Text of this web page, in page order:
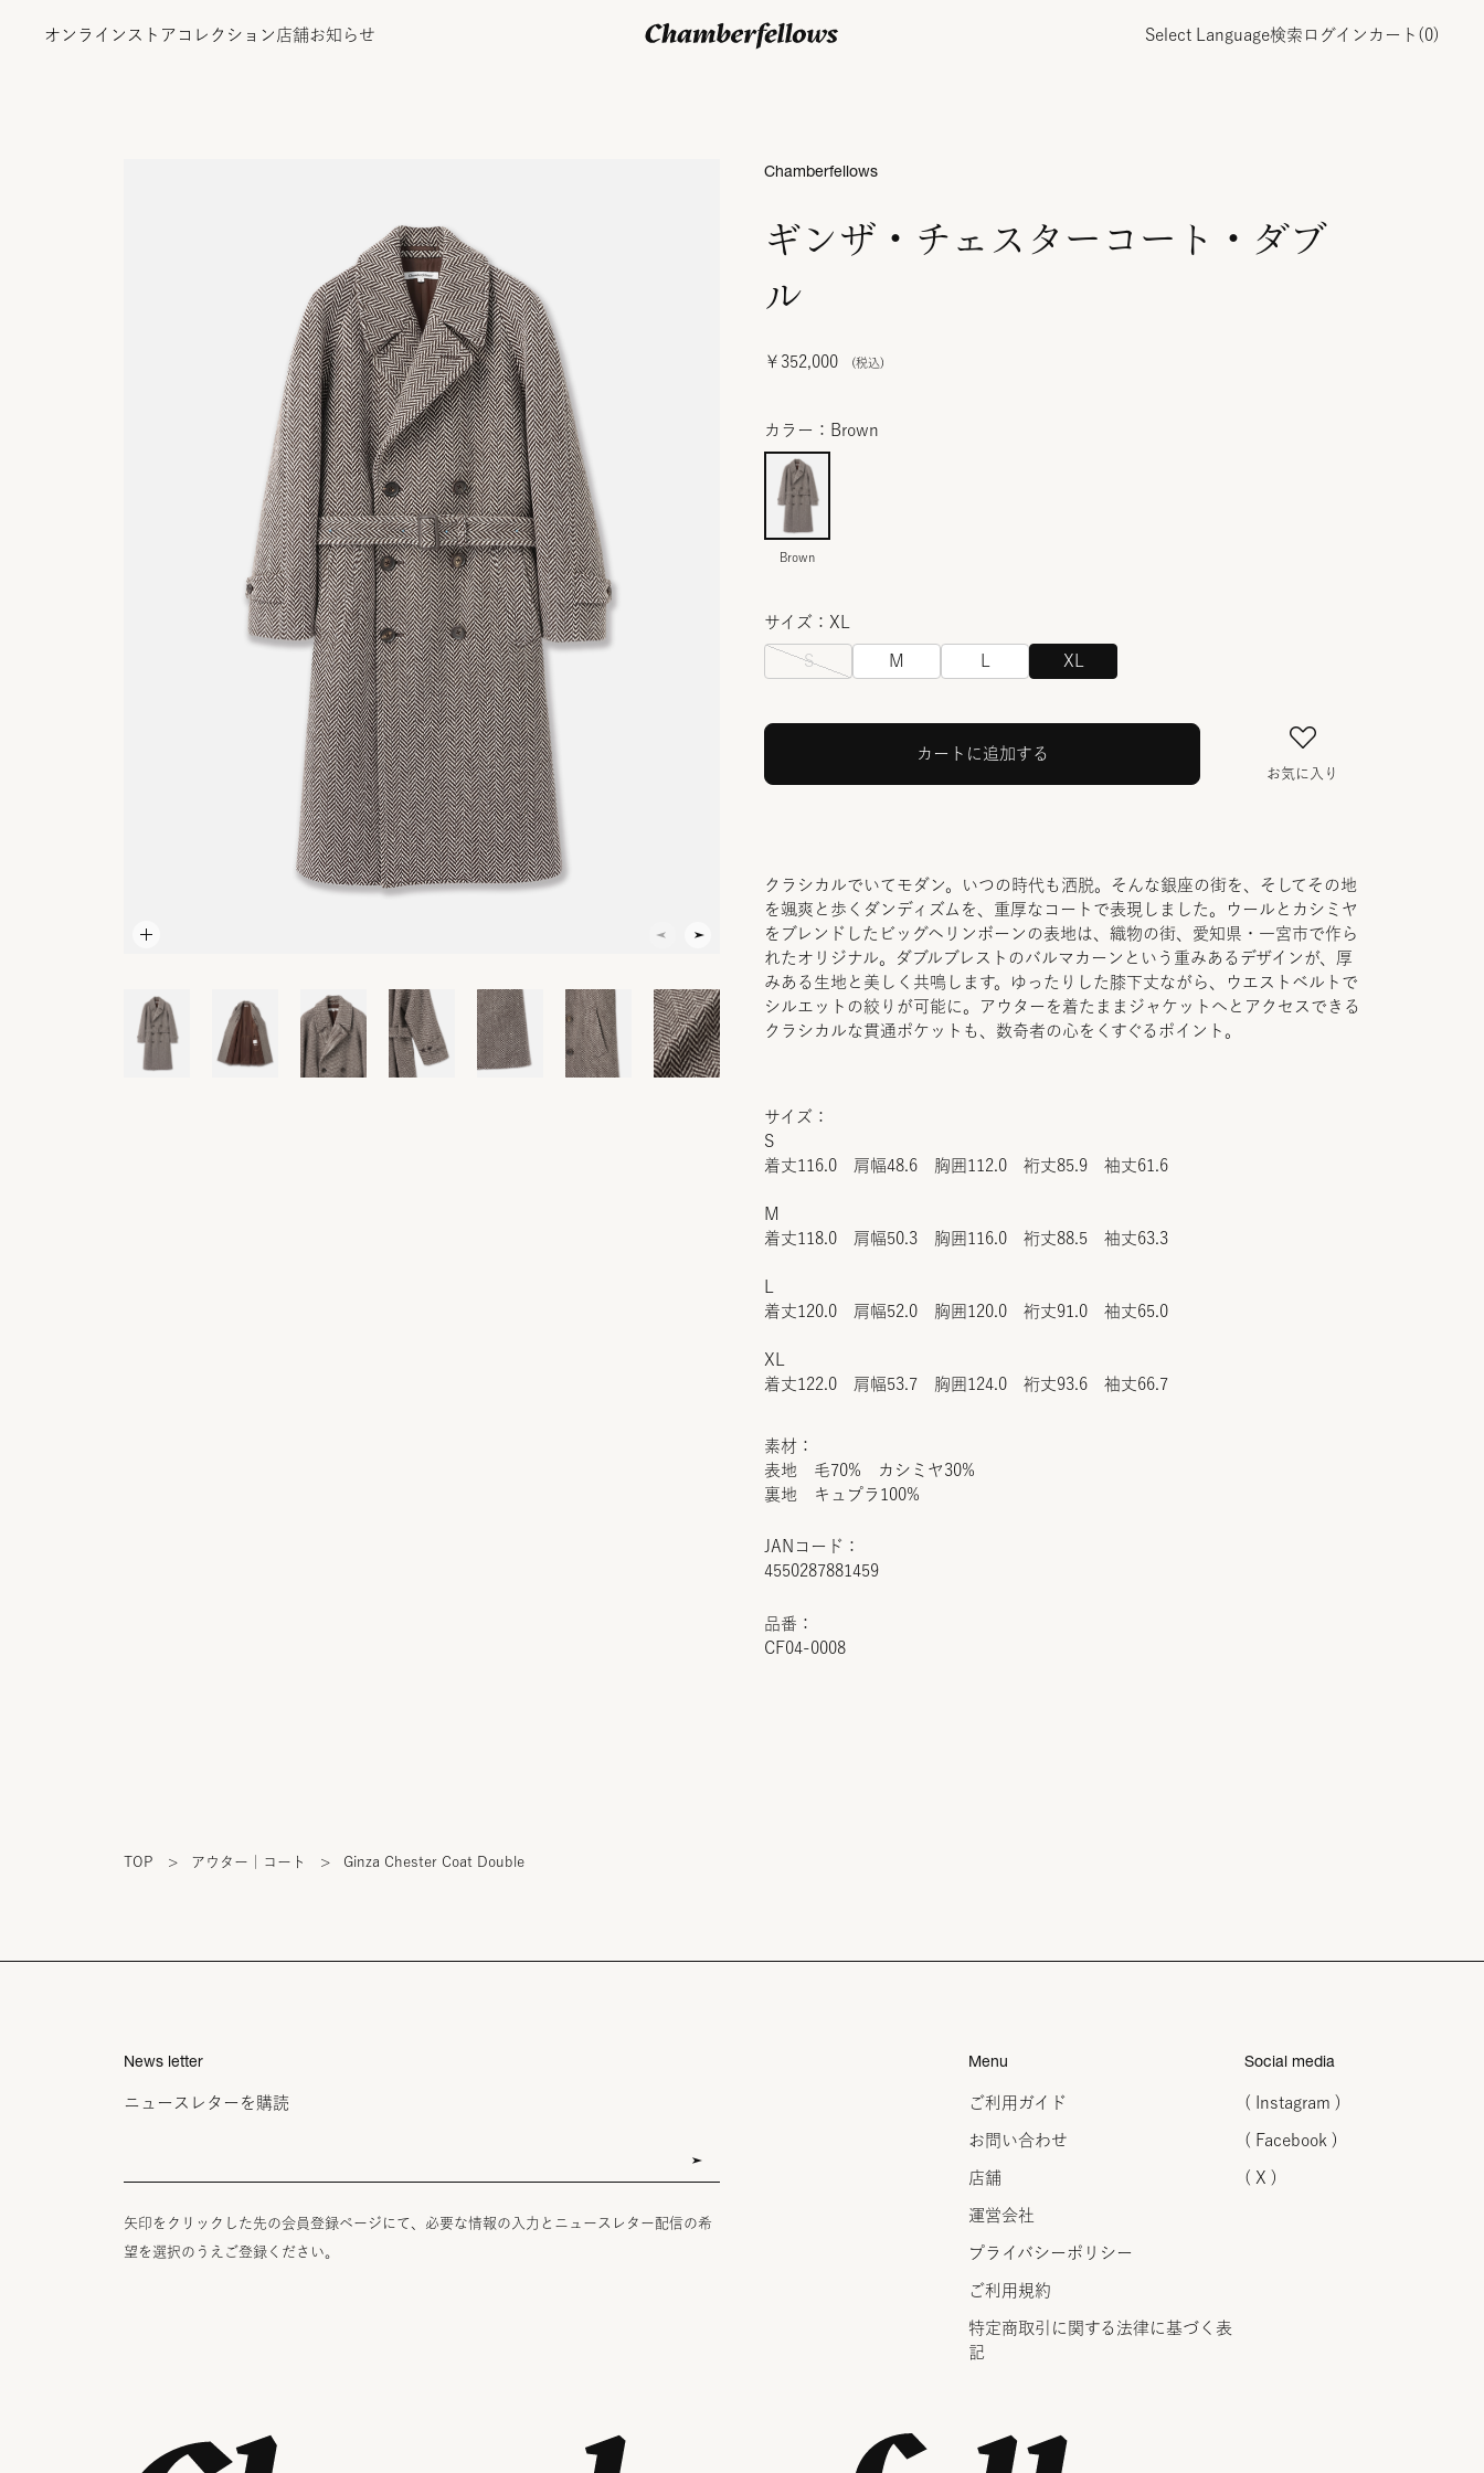
オンラインストア コレクション 店舗お知らせ Select Language検索 ログイン カート( 0)
ギンザ・チェスターコート・ダブ
ル
￥352,000
JANコード：
4550287881459
品番：
CF04-0008
Chamberfellows
カラー：Brown
Brown
サイズ：XL
S M XL
カートに追加する
お気に入り
クラシカルでいてモダン。いつの時代も洒脱。そんな銀座の街を、そしてその地
を颯爽と歩くダンディズムを、重厚なコートで表現しました。ウールとカシミヤ
をブレンドしたビッグヘリンボーンの表地は、織物の街、愛知県・一宮市で作ら
れたオリジナル。ダブルブレストのバルマカーンという重みあるデザインが、厚
みある生地と美しく共鳴します。ゆったりした膝下丈ながら、ウエストベルトで
シルエットの絞りが可能に。アウターを着たままジャケットへとアクセスできる
クラシカルな貫通ポケットも、数奇者の心をくすぐるポイント。
サイズ：
S
着丈116.0 肩幅48.6 胸囲112.0 裄丈85.9 袖丈61.6
M
着丈118.0 肩幅50.3 胸囲116.0 裄丈88.5 袖丈63.3
着丈120.0 肩幅52.0 胸囲120.0 裄丈91.0 袖丈65.0
XL
着丈122.0 肩幅53.7 胸囲124.0 裄丈93.6 袖丈66.7
素材：
表地 毛70% カシミヤ30%
裏地 キュプラ100%
TOP > アウター｜コート > Ginza Chester Coat Double
News letter
ニュースレターを購読
矢印をクリックした先の会員登録ページにて、必要な情報の入力とニュースレター配信の希
望を選択のうえご登録ください。
Menu
ご利用ガイド
お問い合わせ
店舗
運営会社
プライバシーポリシー
ご利用規約
特定商取引に関する法律に 基づく表
記
Social media
( Instagram )
( Facebook )
( X )